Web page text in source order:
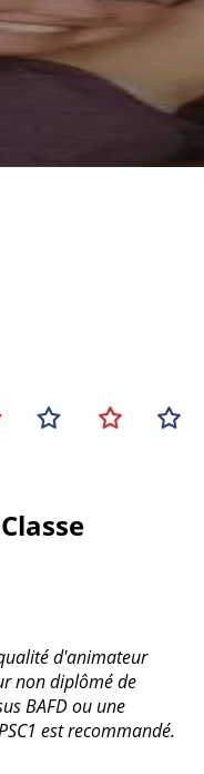
d'animateur
non diplômé de
BAFD ou une
est recommandé.